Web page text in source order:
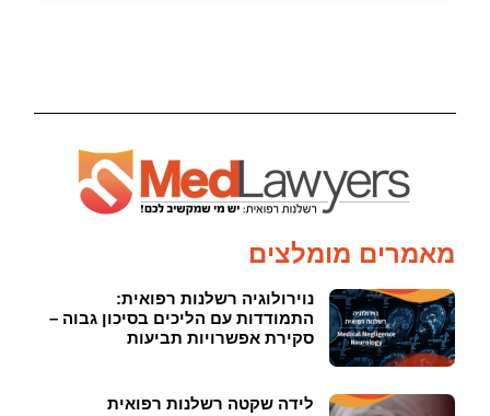
מאמרים מומלצים
נוירולוגיה רשלנות רפואית:
התמודדות עם הליכים בסיכון גבוה –
סקירת אפשרויות תביעות
לידה שקטה רשלנות רפואית